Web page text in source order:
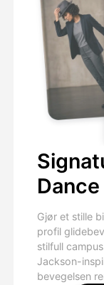
Gjør et stille
profil
stilfull
Jackson-
bevegelsen